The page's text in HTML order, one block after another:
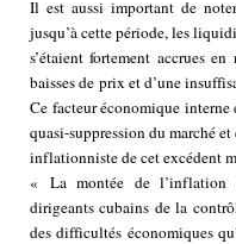
Il est aussi important de
jusqu’à cette période, les
s’étaient fortement accrues
baisses de prix et d’une
Ce facteur économique
quasi-suppression du marché
inflationniste de cet excédent
« La montée de l’inflation
dirigeants cubains de la
des difficultés économiques